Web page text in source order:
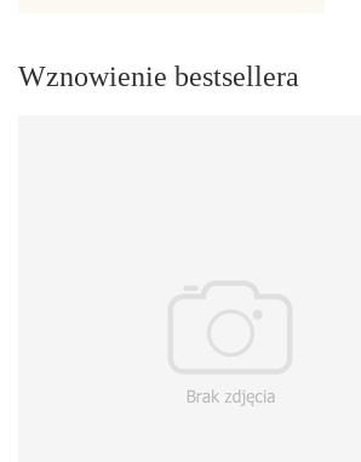
Wznowienie bestsellera